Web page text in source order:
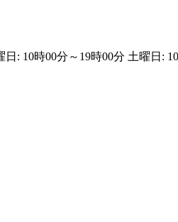
: 10時00分～19時00分 土曜日: